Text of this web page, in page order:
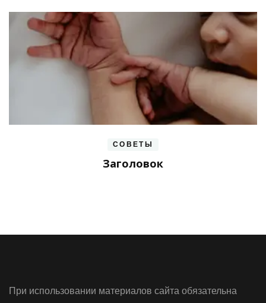
СОВЕТЫ
Заголовок
При использовании материалов сайта обязательна